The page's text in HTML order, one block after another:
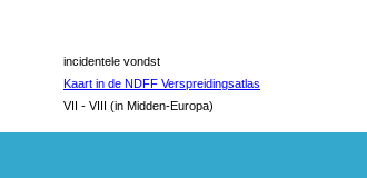
incidentele vondst
Kaart in de NDFF Verspreidingsatlas
VII - VIII (in Midden-Europa)